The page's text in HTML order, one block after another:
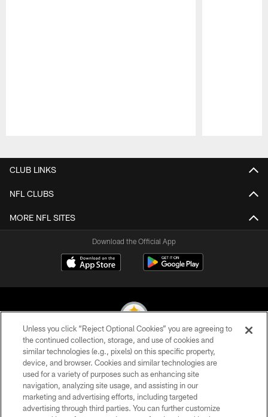
CLUB LINKS
NFL CLUBS
MORE NFL SITES
Download the Official App
© 2026 Pittsburgh Steelers. All Rights Reserved
PRIVACY POLICY
TERMS OF USE
ACCESSIBILITY
Unless you click “Reject Optional Cookies” you are agreeing to
the continued collection, storage, and use of cookies and
similar technologies (e.g., pixels) on this specific property,
device, and browser. Cookies and similar technologies are
used for a variety of purposes such as enhancing site
navigation, analyzing site usage, and assisting in our
marketing and advertising efforts, including targeted
advertising through third parties. You can further customize